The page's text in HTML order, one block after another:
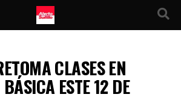
CLASES EN
ESTE 12 DE